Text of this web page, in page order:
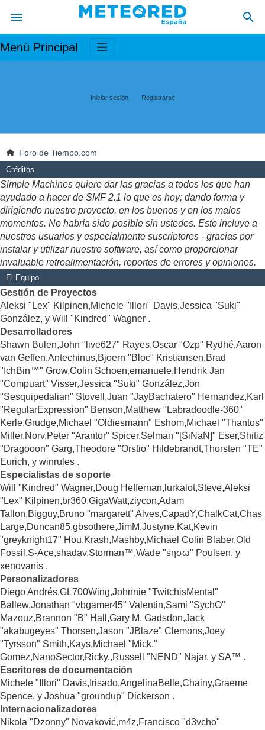
Menú Principal
Iniciar sesión Registrarse
Foro de Tiempo.com
Créditos
Simple Machines quiere dar las gracias a todos los que han
ayudado a hacer de SMF 2.1 lo que es hoy; dando forma y
dirigiendo nuestro proyecto, en los buenos y en los malos
momentos. No habría sido posible sin ustedes. Esto incluye a
nuestros usuarios y especialmente suscriptores - gracias por
instalar y utilizar nuestro software, así como proporcionar
invaluable retroalimentación, reportes de errores y opiniones.
El Equipo
Gestión de Proyectos
Aleksi "Lex" Kilpinen,Michele "Illori" Davis,Jessica "Suki"
González, y Will "Kindred" Wagner .
Desarrolladores
Shawn Bulen,John "live627" Rayes,Oscar "Ozp" Rydhé,Aaron
van Geffen,Antechinus,Bjoern "Bloc" Kristiansen,Brad
"IchBin™" Grow,Colin Schoen,emanuele,Hendrik Jan
"Compuart" Visser,Jessica "Suki" González,Jon
"Sesquipedalian" Stovell,Juan "JayBachatero" Hernandez,Karl
"RegularExpression" Benson,Matthew "Labradoodle-360"
Kerle,Grudge,Michael "Oldiesmann" Eshom,Michael "Thantos"
Miller,Norv,Peter "Arantor" Spicer,Selman "[SiNaN]" Eser,Shitiz
"Dragooon" Garg,Theodore "Orstio" Hildebrandt,Thorsten "TE"
Eurich, y winrules .
Especialistas de soporte
Will "Kindred" Wagner,Doug Heffernan,lurkalot,Steve,Aleksi
"Lex" Kilpinen,br360,GigaWatt,ziycon,Adam
Tallon,Bigguy,Bruno "margarett" Alves,CapadY,ChalkCat,Chas
Large,Duncan85,gbsothere,JimM,Justyne,Kat,Kevin
"greyknight17" Hou,Krash,Mashby,Michael Colin Blaber,Old
Fossil,S-Ace,shadav,Storman™,Wade "sησω" Poulsen, y
xenovanis .
Personalizadores
Diego Andrés,GL700Wing,Johnnie "TwitchisMental"
Ballew,Jonathan "vbgamer45" Valentin,Sami "SychO"
Mazouz,Brannon "B" Hall,Gary M. Gadsdon,Jack
"akabugeyes" Thorsen,Jason "JBlaze" Clemons,Joey
"Tyrsson" Smith,Kays,Michael "Mick."
Gomez,NanoSector,Ricky.,Russell "NEND" Najar, y SA™ .
Escritores de documentación
Michele "Illori" Davis,Irisado,AngelinaBelle,Chainy,Graeme
Spence, y Joshua "groundup" Dickerson .
Internacionalizadores
Nikola "Dzonny" Novaković,m4z,Francisco "d3vcho"